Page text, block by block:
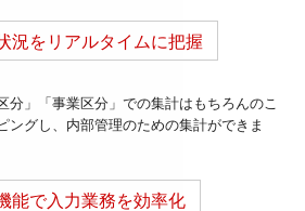
況をリアルタイムに把握
分」「事業区分」での集計はもちろんのこ
ングし、内部管理のための集計ができま
能で入力業務を効率化